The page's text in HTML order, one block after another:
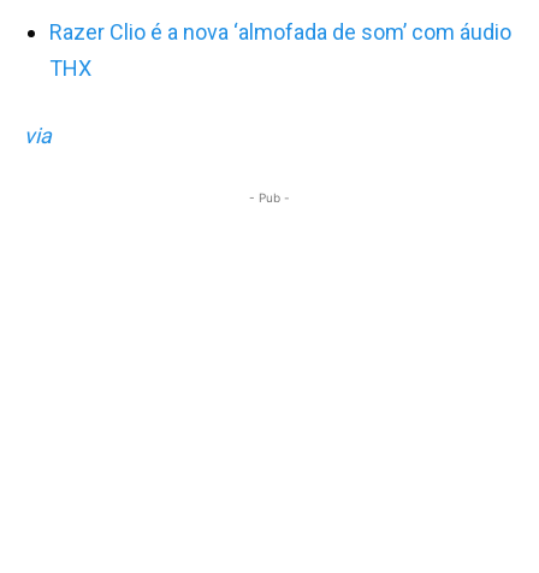
Razer Clio é a nova ‘almofada de som’ com áudio
THX
via
- Pub -